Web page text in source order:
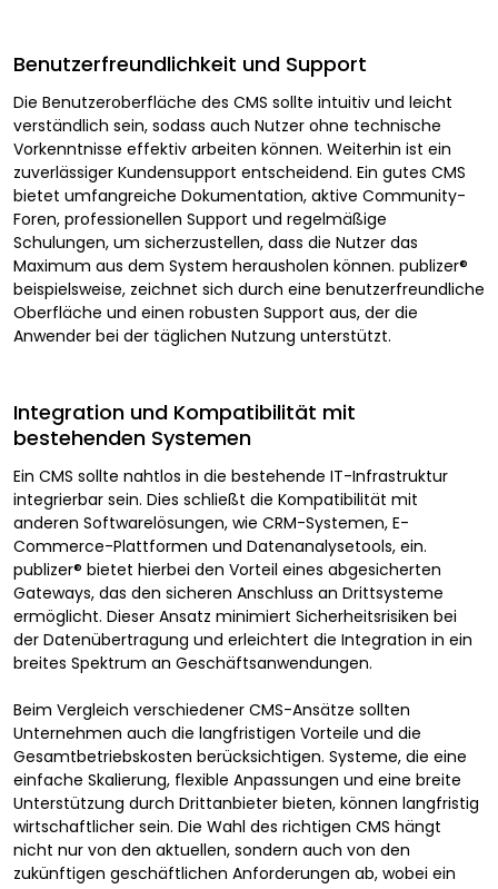
Benutzerfreundlichkeit und Support
Die Benutzeroberfläche des CMS sollte intuitiv und leicht
verständlich sein, sodass auch Nutzer ohne technische
Vorkenntnisse effektiv arbeiten können. Weiterhin ist ein
zuverlässiger Kundensupport entscheidend. Ein gutes CMS
bietet umfangreiche Dokumentation, aktive Community-
Foren, professionellen Support und regelmäßige
Schulungen, um sicherzustellen, dass die Nutzer das
Maximum aus dem System herausholen können. publizer®
beispielsweise, zeichnet sich durch eine benutzerfreundliche
Oberfläche und einen robusten Support aus, der die
Anwender bei der täglichen Nutzung unterstützt.
Integration und Kompatibilität mit
bestehenden Systemen
Ein CMS sollte nahtlos in die bestehende IT-Infrastruktur
integrierbar sein. Dies schließt die Kompatibilität mit
anderen Softwarelösungen, wie CRM-Systemen, E-
Commerce-Plattformen und Datenanalysetools, ein.
publizer® bietet hierbei den Vorteil eines abgesicherten
Gateways, das den sicheren Anschluss an Drittsysteme
ermöglicht. Dieser Ansatz minimiert Sicherheitsrisiken bei
der Datenübertragung und erleichtert die Integration in ein
breites Spektrum an Geschäftsanwendungen.
Beim Vergleich verschiedener CMS-Ansätze sollten
Unternehmen auch die langfristigen Vorteile und die
Gesamtbetriebskosten berücksichtigen. Systeme, die eine
einfache Skalierung, flexible Anpassungen und eine breite
Unterstützung durch Drittanbieter bieten, können langfristig
wirtschaftlicher sein. Die Wahl des richtigen CMS hängt
nicht nur von den aktuellen, sondern auch von den
zukünftigen geschäftlichen Anforderungen ab, wobei ein